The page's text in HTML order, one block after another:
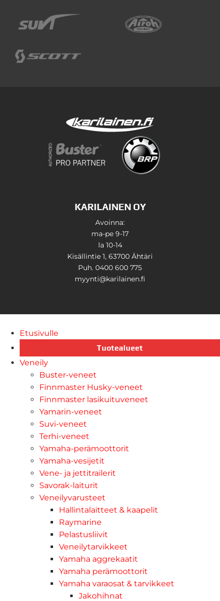
KARILAINEN OY
Avoinna:
ma-pe 9-17
la 10-14
Kisällintie 1, 63700 Ähtäri
Puh. 0400 600 775
myynti@karilainen.fi
Etusivulle
Tuotealueet
Veneily
Buster-veneet
Finnmaster Husky-veneet
Finnmaster lasikuituveneet
Yamarin-veneet
Suvi-veneet
Terhi-veneet
Yamaha-perämoottorit
Yamaha-vesijetit
Vene- ja jettitrailerit
Savorak-laiturit
Veneilyvarusteet
Hallintalaitteet & kaapelit
Raymarine
Pelastusliivit
Veneilytarvikkeet
Yamaha aggrekaatit
Yamaha perämoottorit
Yamaha varaosat & tarvikkeet
Jakohihnat